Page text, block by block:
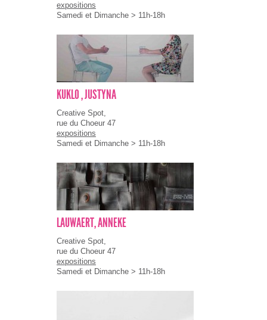
expositions
Samedi et Dimanche > 11h-18h
KUKLO , JUSTYNA
Creative Spot,
rue du Choeur 47
expositions
Samedi et Dimanche > 11h-18h
LAUWAERT, ANNEKE
Creative Spot,
rue du Choeur 47
expositions
Samedi et Dimanche > 11h-18h